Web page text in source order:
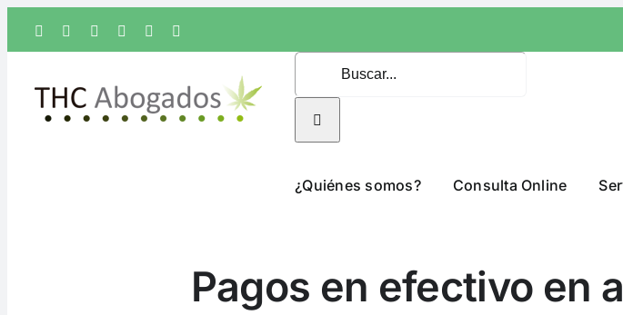
Facebook
TwitterInstagramLinkedIn
Correo
¿Quiénes somos? Consulta Online
Pagos en efectivo en